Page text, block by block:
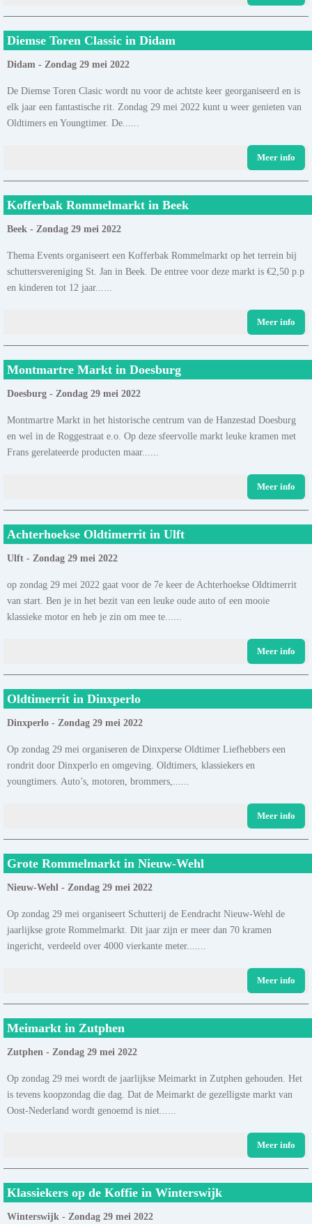
Diemse Toren Classic in Didam
Didam - Zondag 29 mei 2022
De Diemse Toren Clasic wordt nu voor de achtste keer georganiseerd en is
elk jaar een fantastische rit. Zondag 29 mei 2022 kunt u weer genieten van
Oldtimers en Youngtimer. De......
Meer info
Kofferbak Rommelmarkt in Beek
Beek - Zondag 29 mei 2022
Thema Events organiseert een Kofferbak Rommelmarkt op het terrein bij
schuttersvereniging St. Jan in Beek. De entree voor deze markt is €2,50 p.p
en kinderen tot 12 jaar......
Meer info
Montmartre Markt in Doesburg
Doesburg - Zondag 29 mei 2022
Montmartre Markt in het historische centrum van de Hanzestad Doesburg
en wel in de Roggestraat e.o. Op deze sfeervolle markt leuke kramen met
Frans gerelateerde producten maar......
Meer info
Achterhoekse Oldtimerrit in Ulft
Ulft - Zondag 29 mei 2022
op zondag 29 mei 2022 gaat voor de 7e keer de Achterhoekse Oldtimerrit
van start. Ben je in het bezit van een leuke oude auto of een mooie
klassieke motor en heb je zin om mee te......
Meer info
Oldtimerrit in Dinxperlo
Dinxperlo - Zondag 29 mei 2022
Op zondag 29 mei organiseren de Dinxperse Oldtimer Liefhebbers een
rondrit door Dinxperlo en omgeving. Oldtimers, klassiekers en
youngtimers. Auto’s, motoren, brommers,......
Meer info
Grote Rommelmarkt in Nieuw-Wehl
Nieuw-Wehl - Zondag 29 mei 2022
Op zondag 29 mei organiseert Schutterij de Eendracht Nieuw-Wehl de
jaarlijkse grote Rommelmarkt. Dit jaar zijn er meer dan 70 kramen
ingericht, verdeeld over 4000 vierkante meter.......
Meer info
Meimarkt in Zutphen
Zutphen - Zondag 29 mei 2022
Op zondag 29 mei wordt de jaarlijkse Meimarkt in Zutphen gehouden. Het
is tevens koopzondag die dag. Dat de Meimarkt de gezelligste markt van
Oost-Nederland wordt genoemd is niet......
Meer info
Klassiekers op de Koffie in Winterswijk
Winterswijk - Zondag 29 mei 2022